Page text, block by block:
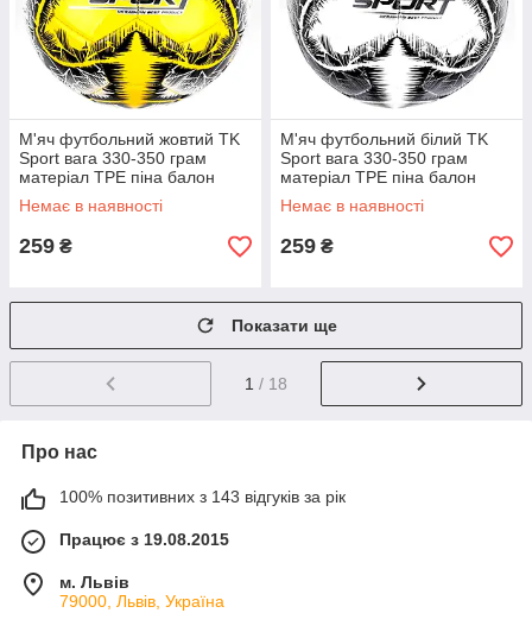
М'яч футбольний жовтий TK
Sport вага 330-350 грам
матеріал TPE піна балон
гумовий (C 44452)
Немає в наявності
259 ₴
М'яч футбольний білий TK
Sport вага 330-350 грам
матеріал TPE піна балон
гумовий (C 44452)
Немає в наявності
259 ₴
Показати ще
1 / 18
Про нас
100% позитивних з 143 відгуків за рік
Працює з 19.08.2015
м. Львів
79000, Львів, Україна